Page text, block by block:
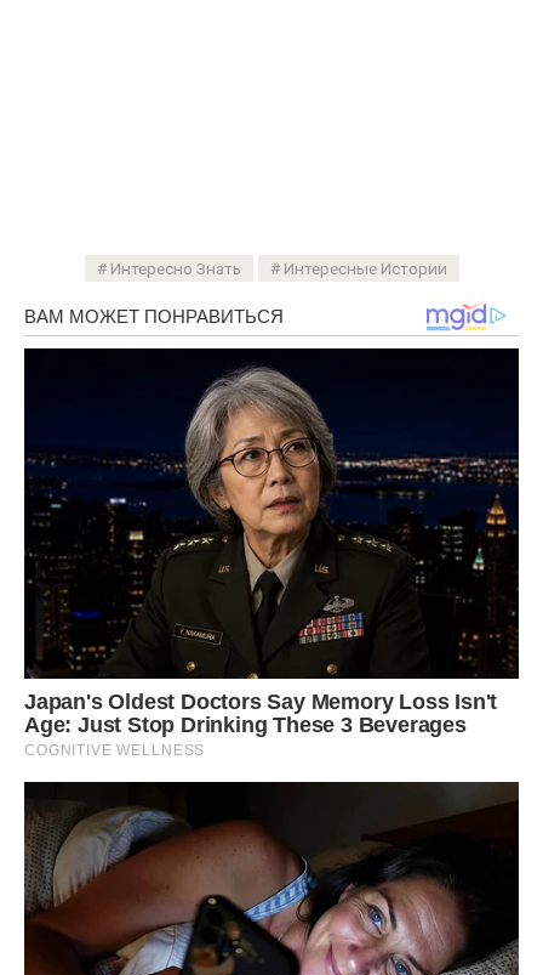
Интересно Знать Интересные Истории